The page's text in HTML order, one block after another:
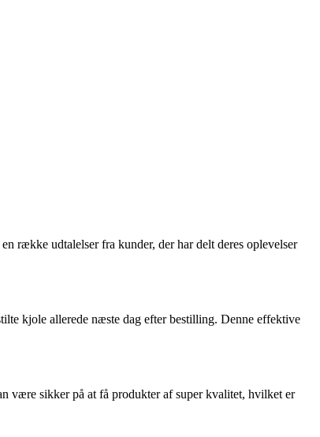
række udtalelser fra kunder, der har delt deres oplevelser
kjole allerede næste dag efter bestilling. Denne effektive
være sikker på at få produkter af super kvalitet, hvilket er